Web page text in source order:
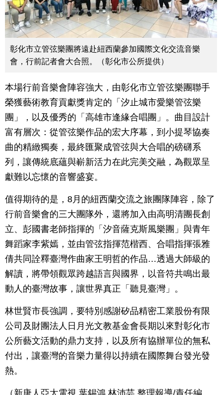
彰化市立管弦樂團將遠赴紐西蘭參加國際文化交流音樂
會，行前記者會大合照。（彰化市公所提供）
本場行前音樂會陣容強大，由彰化市立管弦樂團聯手
榮獲藝術教育貢獻獎肯定的「汐止城市愛樂管弦樂
團」，以及優秀的「高雄市逢緣合唱團」。曲目設計
富有層次：從管弦樂作品的宏大序幕，到小提琴協奏
曲的精緻獨奏，最終匯聚成管弦與大合唱的磅礴系
列，讓傳統底蘊與嶄新活力在此完美交融，為觀眾呈
獻難以忘懷的音響盛宴。
值得期待的是，8月的紐西蘭交流之旅團隊陣容，除了
行前音樂會的三大團隊外，還將加入由高明清團長創
立、彭國書老師指揮的「汐音薩克斯風樂團」與青年
舞蹈家李紫嫣，並由管弦指揮范楷西、合唱指揮張雅
倩共同詮釋臺灣作曲家王明哲的作品…透過大師級的
解讀，將帶領觀眾跨越語言與國界，以音符共鳴出最
動人的臺灣故事，讓世界真正「聽見臺灣」。
林世賢市長強調，要特別感謝矽品精密工業股份有限
公司及財團法人日月光文教基金會長期以來對彰化市
公所藝文活動的鼎力支持，以及所有協辦單位的無私
付出，讓臺灣的音樂力量得以持續在國際舞台發光發
熱。